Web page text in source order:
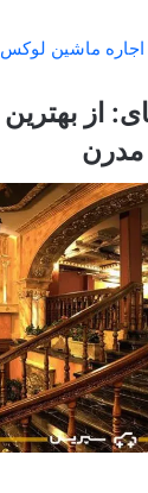
اجاره ماشین لوکس
از
مدرن